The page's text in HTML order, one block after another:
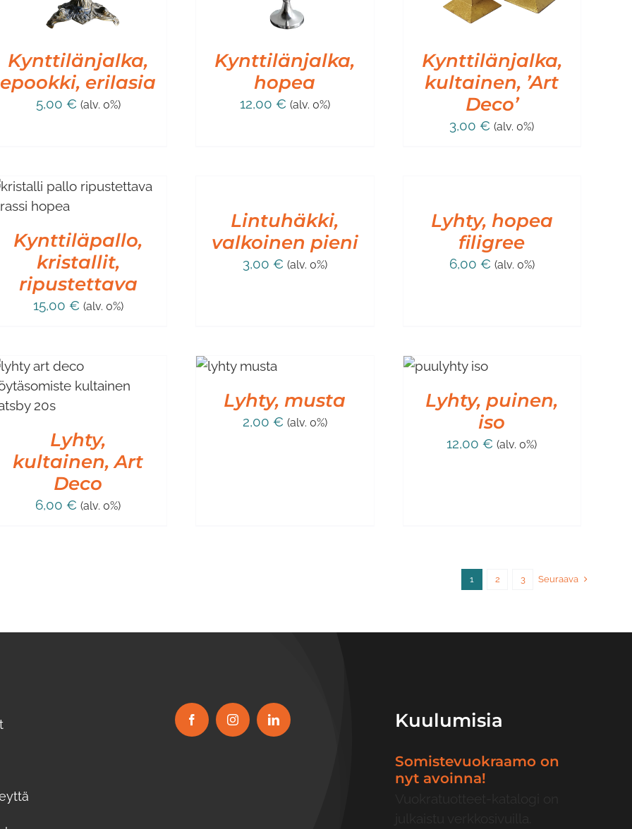
Kynttilänjalka,
epookki, erilasia
5,00 € (alv. 0%)
Kynttilänjalka,
hopea
12,00 € (alv. 0%)
Kynttilänjalka,
kultainen, ’Art
Deco’
3,00€ (alv. 0%)
Kynttiläpallo,
kristallit,
ripustettava
15,00 € (alv. 0%)
LISÄTIEDOTLintuhäkki,
valkoinen pieni
3,00 € (alv. 0%)
LISÄTIEDOTLyhty, hopea
filigree
6,00 € (alv. 0%)
Lyhty,
kultainen, Art
Deco
6,00€ (alv. 0%)
LISÄTIEDOT
Lyhty, musta
2,00 € (alv. 0%)
Lyhty, puinen,
iso
12,00€ (alv. 0%)
1 2 3 Seuraava
Kuulumisia
Somistevuokraamo on
nyt avoinna!